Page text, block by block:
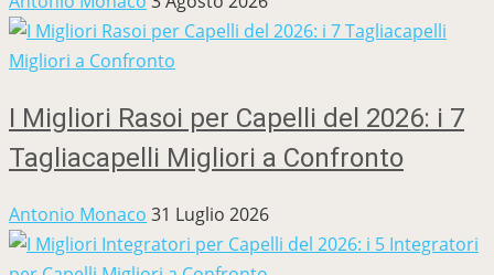
I Migliori Rasoi per Capelli del 2026: i 7
Tagliacapelli Migliori a Confronto
Antonio Monaco 31 Luglio 2026